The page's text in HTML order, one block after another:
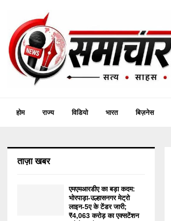
होम राज्य विडियो भारत बिज़नेस
ताज़ा खबर
एमएमआरडीए का बड़ा कदम:
भोरपाड़ा-उल्हासनगर मेट्रो
लाइन-5ए के टेंडर जारी;
₹4,063 करोड़ का एक्सटेंशन